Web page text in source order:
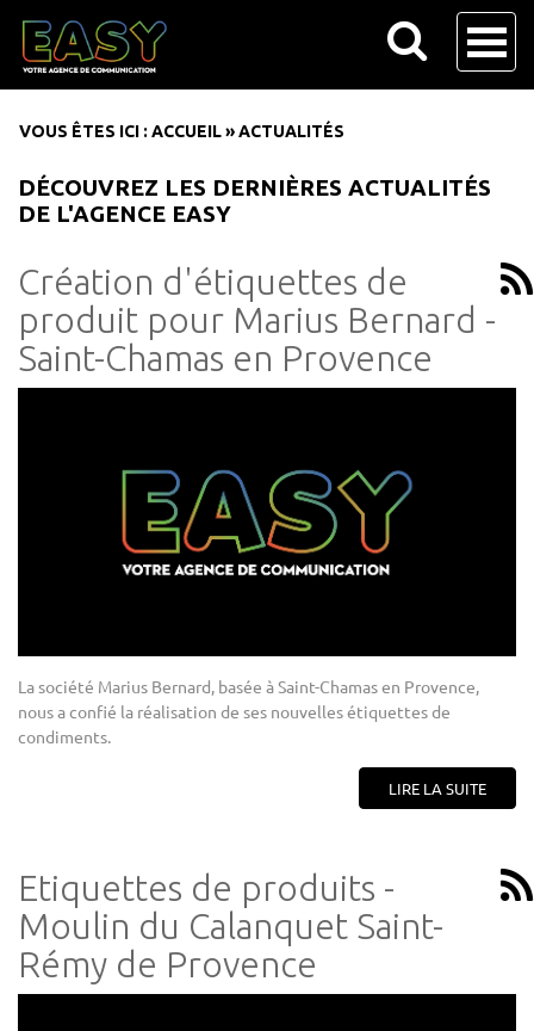
VOUS ÊTES ICI : ACCUEIL»ACTUALITÉS
DÉCOUVREZ LES DERNIÈRES ACTUALITÉS
DE L'AGENCE EASY
Création d'étiquettes de
produit pour Marius Bernard -
Saint-Chamas en Provence
La société Marius Bernard, basée à Saint-Chamas en Provence,
nous a confié la réalisation de ses nouvelles étiquettes de
condiments.
LIRE LA SUITE
Etiquettes de produits -
Moulin du Calanquet Saint-
Rémy de Provence